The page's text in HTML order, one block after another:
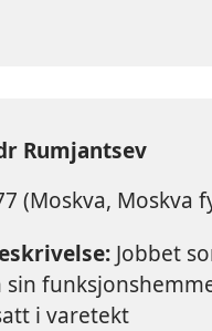
Rumjantsev
(Moskva, Moskva
Jobbet
sin
i varetekt